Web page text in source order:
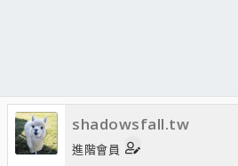
shadowsfall.tw
進階會員